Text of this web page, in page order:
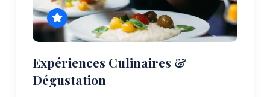
Expériences Culinaires &
Dégustation